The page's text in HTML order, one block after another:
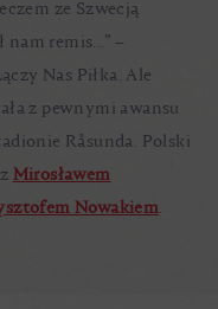
ze Szwecją
nam remis...” –
Nas Piłka. Ale
z pewnymi awansu
Råsunda. Polski
Mirosławem
Nowakiem.